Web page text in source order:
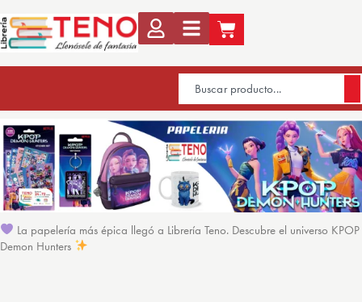
La papelería más épica llegó a Librería Teno. Descubre el universo KPOP
Demon Hunters